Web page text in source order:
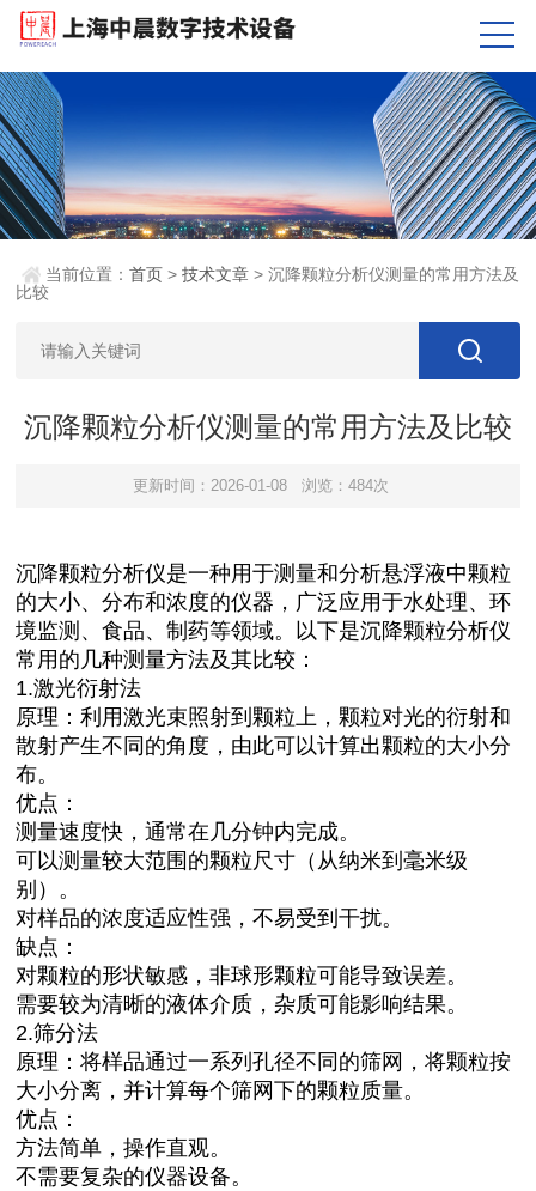
当前位置：首页 >技术文章 > 沉降颗粒分析仪测量的常用方法及
比较
沉降颗粒分析仪测量的常用方法及比较
更新时间：2026-01-08 浏览：484次
沉降颗粒分析仪是一种用于测量和分析悬浮液中颗粒
的大小、分布和浓度的仪器，广泛应用于水处理、环
境监测、食品、制药等领域。以下是沉降颗粒分析仪
常用的几种测量方法及其比较：
1.激光衍射法
原理：利用激光束照射到颗粒上，颗粒对光的衍射和
散射产生不同的角度，由此可以计算出颗粒的大小分
布。
优点：
测量速度快，通常在几分钟内完成。
可以测量较大范围的颗粒尺寸（从纳米到毫米级
别）。
对样品的浓度适应性强，不易受到干扰。
缺点：
对颗粒的形状敏感，非球形颗粒可能导致误差。
需要较为清晰的液体介质，杂质可能影响结果。
2.筛分法
原理：将样品通过一系列孔径不同的筛网，将颗粒按
大小分离，并计算每个筛网下的颗粒质量。
优点：
方法简单，操作直观。
不需要复杂的仪器设备。